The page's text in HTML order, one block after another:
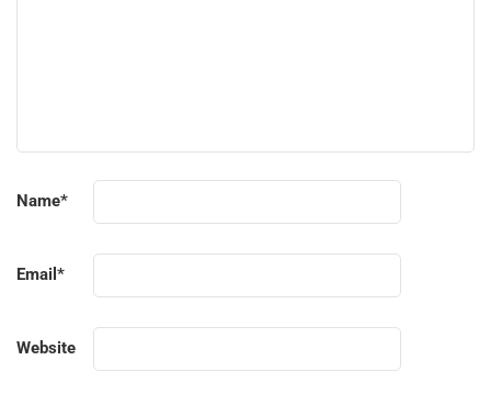
Name*
Email *
Website